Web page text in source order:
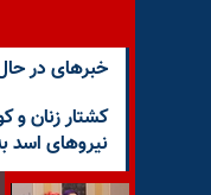
خبرهای در
کشتار زنان و
نیروهای